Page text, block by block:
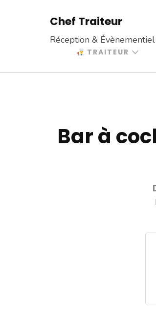
Chef Traiteur
Réception & Évènementiel
TRAITEUR
Bar à